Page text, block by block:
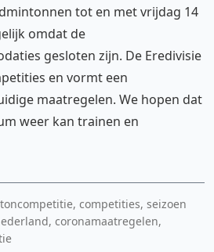
tot en met vrijdag 14
omdat de
gesloten zijn. De Eredivisie
en vormt een
maatregelen. We hopen dat
weer kan trainen en
competities, seizoen
coronamaatregelen,